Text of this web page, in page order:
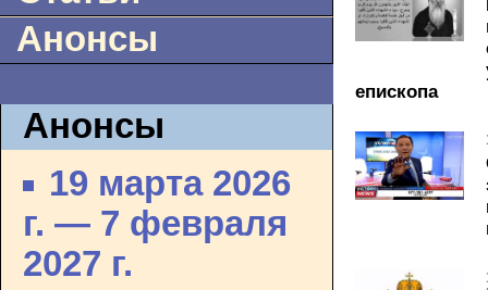
Анонсы
Анонсы
19 марта 2026
г. — 7 февраля
2027 г.
епископа